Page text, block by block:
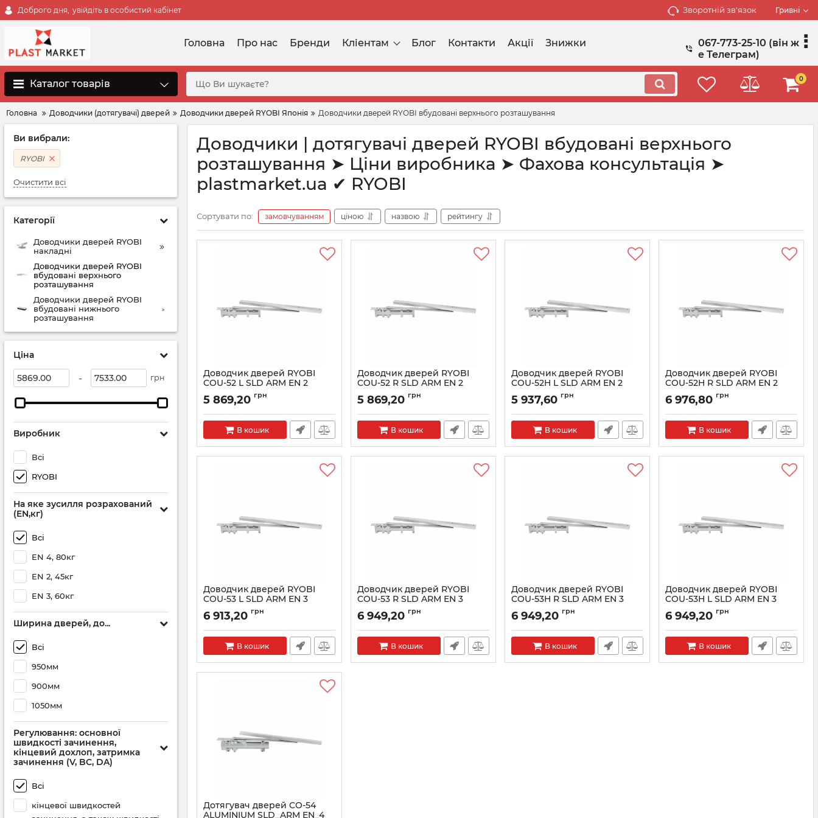
Доброго дня, увійдіть в особистий кабінет Зворотній зв'язок Гривні
Головна Про нас Бренди Кліентам Блог Контакти Акції Знижки
067-773-25-10 (він ж
е Телеграм)
Каталог товарів 0
Головна Доводчики (дотягувачі) дверей Доводчики дверей RYOBI Японія Доводчики дверей RYOBI вбудовані верхнього розташування
Ви вибрали:
RYOBI
Очистити всі
Категорії
Доводчики дверей RYOBI
накладні
Доводчики дверей RYOBI
вбудовані верхнього
розташування
Доводчики дверей RYOBI
вбудовані нижнього
розташування
Ціна
- грн
Виробник
Всі
RYOBI
На яке зусилля розрахований
(EN,кг)
Всі
EN 4, 80кг
EN 2, 45кг
EN 3, 60кг
Ширина дверей, до...
Всі
950мм
900мм
1050мм
Регулювання: основної
швидкості зачинення,
кінцевий дохлоп, затримка
зачинення (V, BC, DA)
Всі
кінцевої швидкостей
Доводчики | дотягувачі дверей RYOBI вбудовані верхнього
розташування ➤ Ціни виробника ➤ Фахова консультація ➤
plastmarket.ua ✔ RYOBI
Сортувати по: замовчуванням ціною назвою рейтингу
Доводчик дверей RYOBI
COU-52 L SLD ARM EN 2
Артикул: RY27000005087
5 869,20 грн
В кошик
Доводчик дверей RYOBI
COU-52 R SLD ARM EN 2
Артикул: RY27000005086
5 869,20 грн
В кошик
Доводчик дверей RYOBI
COU-52H L SLD ARM EN 2
Артикул: RY27000005091
5 937,60 грн
В кошик
Доводчик дверей RYOBI
COU-52H R SLD ARM EN 2
Артикул: RY27000005092
6 976,80 грн
В кошик
Доводчик дверей RYOBI
COU-53 L SLD ARM EN 3
Артикул: RY27000005229
6 913,20 грн
В кошик
Доводчик дверей RYOBI
COU-53 R SLD ARM EN 3
Артикул: Артикул:RY27000005094
6 949,20 грн
В кошик
Доводчик дверей RYOBI
COU-53H R SLD ARM EN 3
Артикул: RY27000005094
6 949,20 грн
В кошик
Доводчик дверей RYOBI
COU-53H L SLD ARM EN 3
Артикул: RY27000005093
6 949,20 грн
В кошик
Дотягувач дверей CO-54
ALUMINIUM SLD_ARM EN_4